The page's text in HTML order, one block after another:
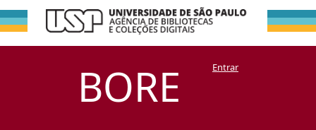
BORE
Filtrar por:
Assunto
DSpace/Manakin + CoriscoEntrar